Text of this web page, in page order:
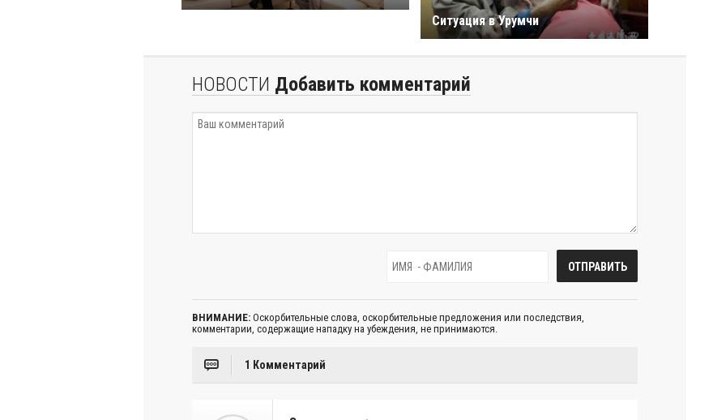
Ситуация в Урумчи
НОВОСТИ Добавить комментарий
ВНИМАНИЕ: Оскорбительные слова, оскорбительные предложения или последствия,
комментарии, содержащие нападку на убеждения, не принимаются.
1 Комментарий